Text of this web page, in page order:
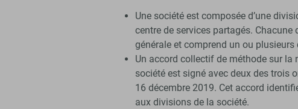
Une société est composée d’une
centre de services partagés.
générale et comprend un ou plusieurs
Un accord collectif de méthode sur
société est signé avec deux des trois
16 décembre 2019. Cet accord
aux divisions de la société.